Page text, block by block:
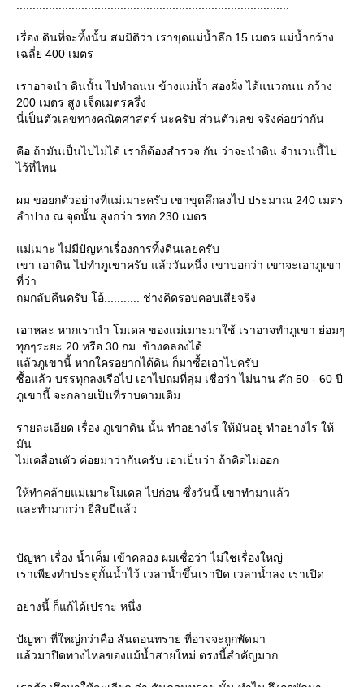
เรื่อง ดินที่จะทิ้งนั้น สมมิติว่า เราขุดแม่น้ำลึก 15 เมตร แม่น้ำกว้าง
เฉลี่ย 400 เมตร
เราอาจนำ ดินนั้น ไปทำถนน ข้างแม่น้ำ สองฝั่ง ได้แนวถนน กว้าง
200 เมตร สูง เจ็ดเมตรครึ่ง
นี่เป็นตัวเลขทางคณิตศาสตร์ นะครับ ส่วนตัวเลข จริงค่อยว่ากัน
คือ ถ้ามันเป็นไปไม่ได้ เราก็ต้องสำรวจ กัน ว่าจะนำดิน จำนวนนี้ไป
ไว้ที่ไหน
ผม ขอยกตัวอย่างที่แม่เมาะครับ เขาขุดลึกลงไป ประมาณ 240 เมตร
ลำปาง ณ จุดนั้น สูงกว่า รทก 230 เมตร
ม่เมาะ ไม่มีปัญหาเรื่องการทิ้งดินเลยครับ
เขา เอาดิน ไปทำภูเขาครับ แล้ววันหนึ่ง เขาบอกว่า เขาจะเอาภูเขา
ที่ว่า
ถมกลับคืนครับ โอ้........... ช่างคิดรอบคอบเสียจริง
เอาหละ หากเรานำ โมเดล ของแม่เมาะมาใช้ เราอาจทำภูเขา ย่อมๆ
ทุกๆระยะ 20 หรือ 30 กม. ข้างคลองได้
ล้วภูเขานี้ หากใครอยากได้ดิน ก็มาซื้อเอาไปครับ
ซื้อแล้ว บรรทุกลงเรือไป เอาไปถมที่ลุ่ม เชื่อว่า ไม่นาน สัก 50 - 60 ปี
ภูเขานี้ จะกลายเป็นที่ราบตามเดิม
รายละเอียด เรื่อง ภูเขาดิน นั้น ทำอย่างไร ให้มันอยู่ ทำอย่างไร ให้
มัน
ไม่เคลื่อนตัว ค่อยมาว่ากันครับ เอาเป็นว่า ถ้าคิดไม่ออก
ห้ทำคล้ายแม่เมาะโมเดล ไปก่อน ซึ่งวันนี้ เขาทำมาแล้ว
ละทำมากว่า ยี่สิบปีแล้ว
ปัญหา เรื่อง น้ำเค็ม เข้าคลอง ผมเชื่อว่า ไม่ใช่เรื่องใหญ่
เราเพียงทำประตูกั้นน้ำไว้ เวลาน้ำขึ้นเราปิด เวลาน้ำลง เราเปิด
อย่างนี้ ก็แก้ได้เปราะ หนึ่ง
ปัญหา ที่ใหญ่กว่าคือ สันดอนทราย ที่อาจจะถูกพัดมา
ล้วมาปิดทางไหลของแม้น้ำสายใหม่ ตรงนี้สำคัญมาก